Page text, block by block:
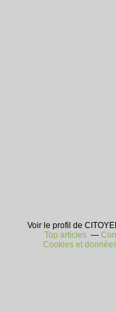
Voir le profil de
Top articles
Cookies et